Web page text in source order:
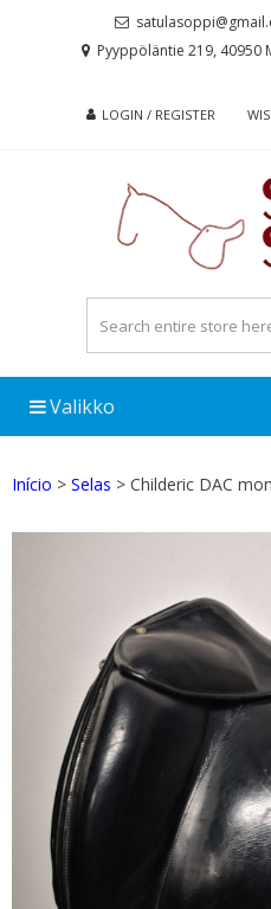
Pyyppöläntie 219, 40950
LOGIN / REGISTER
Valikko
Início > Selas > Childeric DAC